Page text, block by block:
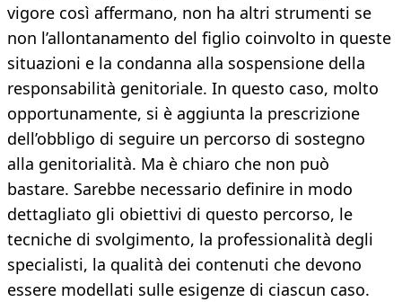
vigore così affermano, non ha altri strumenti se
non l’allontanamento del figlio coinvolto in queste
situazioni e la condanna alla sospensione della
responsabilità genitoriale. In questo caso, molto
opportunamente, si è aggiunta la prescrizione
dell’obbligo di seguire un percorso di sostegno
alla genitorialità. Ma è chiaro che non può
bastare. Sarebbe necessario definire in modo
dettagliato gli obiettivi di questo percorso, le
tecniche di svolgimento, la professionalità degli
specialisti, la qualità dei contenuti che devono
essere modellati sulle esigenze di ciascun caso.